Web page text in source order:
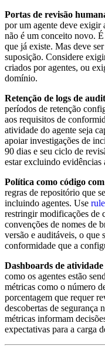
Portas de revisão
por um agente deve exigir
não é um conceito novo.
que já existe. Mas deve
suposição. Considere
criados por agentes, ou
domínio.
Retenção de logs de
períodos de retenção
aos requisitos de
atividade do agente seja
apoiar investigações de
90 dias e seu ciclo de
estar excluindo evidências
Política como código
regras de repositório que
incluindo agentes. Use
restringir modificações de
convenções de nomes de
versão e auditáveis, o que
conformidade que a
Dashboards de atividade
como os agentes estão
métricas como o número
porcentagem que requer
descobertas de segurança
métricas informam
expectativas para a carga